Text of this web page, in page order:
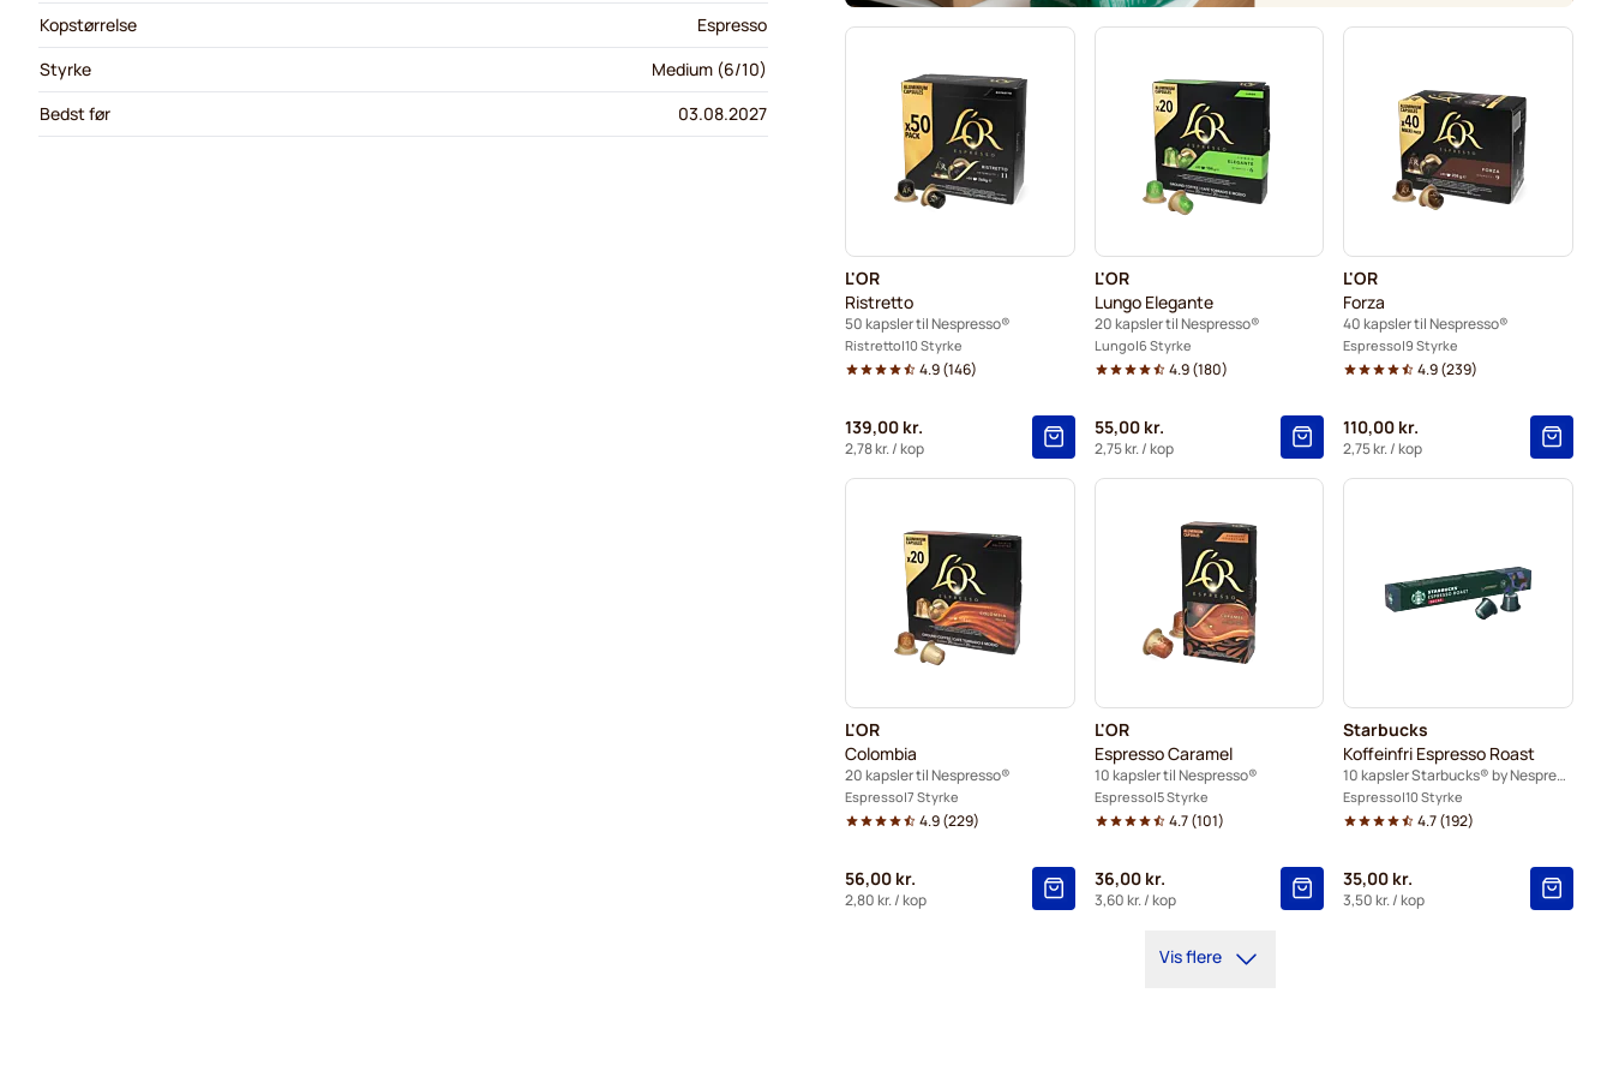
L'OR
Ristretto
50 kapsler til Nespresso®
Ristretto 10 Styrke
4.9(146)
139,00 kr.
2,78 kr./ kop
L'OR
Lungo Elegante
20 kapsler til Nespresso®
Lungo 6 Styrke
4.9(180)
55,00 kr.
2,75 kr./ kop
L'OR
Forza
40 kapsler til Nespresso®
Espresso 9 Styrke
4.9(239)
110,00 kr.
2,75 kr./ kop
L'OR
Colombia
20 kapsler til Nespresso®
Espresso 7 Styrke
4.9(229)
56,00 kr.
2,80 kr./ kop
L'OR
Espresso Caramel
10 kapsler til Nespresso®
Espresso 5 Styrke
4.7(101)
36,00 kr.
3,60 kr./ kop
Starbucks
Koffeinfri Espresso Roast
10 kapsler Starbucks® by Nespresso®
Espresso 10 Styrke
4.7(192)
35,00 kr.
3,50 kr./ kop
Vis flere
Kopstørrelse
Espresso
Styrke
Medium (6/10)
Bedst før
03.08.2027